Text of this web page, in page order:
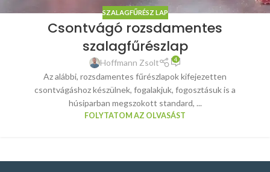
SZALAGFŰRÉSZ LAP
Csontvágó rozsdamentes
szalagfűrészlap
Hoffmann Zsolt 4
Az alábbi, rozsdamentes fűrészlapok kifejezetten
csontvágáshoz készülnek, fogalakjuk, fogosztásuk is a
húsiparban megszokott standard, ...
FOLYTATOM AZ OLVASÁST